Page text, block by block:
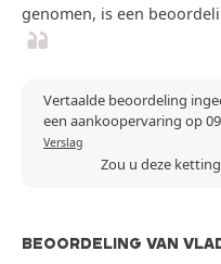
genomen, is een
Vertaalde beoordeling
een aankoopervaring op
Verslag
Zou u deze
BEOORDELING VAN